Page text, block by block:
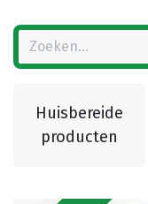
Huisbereide
producten